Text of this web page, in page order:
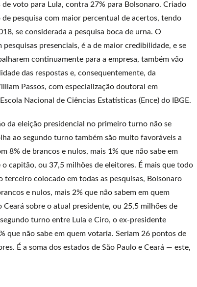
voto para Lula, contra 27% para Bolsonaro. Criado
pesquisa com maior percentual de acertos, tendo
se considerada a pesquisa boca de urna. O
presenciais, é a de maior credibilidade, e se
continuamente para a empresa, também vão
das respostas e, consequentemente, da
Passos, com especialização doutoral em
Nacional de Ciências Estatísticas (Ence) do IBGE.
da eleição presidencial no primeiro turno não se
ao segundo turno também são muito favoráveis a
8% de brancos e nulos, mais 1% que não sabe em
capitão, ou 37,5 milhões de eleitores. É mais que todo
colocado em todas as pesquisas, Bolsonaro
e nulos, mais 2% que não sabem em quem
sobre o atual presidente, ou 25,5 milhões de
turno entre Lula e Ciro, o ex-presidente
que não sabe em quem votaria. Seriam 26 pontos de
É a soma dos estados de São Paulo e Ceará — este,